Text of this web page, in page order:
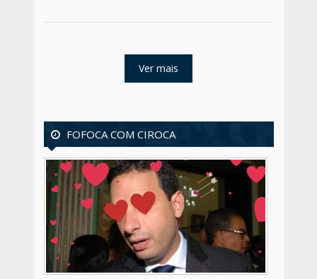
Ver mais
FOFOCA COM CIROCA